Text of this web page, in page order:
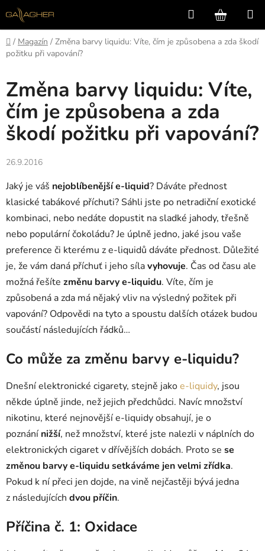
Přejít
na
obsah
Hledat
KOŠÍK
Domů
/ Magazín / Změna barvy liquidu: Víte, čím je způsobena a zda škodí
požitku při vapování?
Změna barvy liquidu: Víte,
čím je způsobena a zda
škodí požitku při vapování?
26.9.2016
Jaký je váš nejoblíbenější e-liquid? Dáváte přednost
klasické tabákové příchuti? Sáhli jste po netradiční exotické
kombinaci, nebo nedáte dopustit na sladké jahody, třešně
nebo populární čokoládu? Je úplně jedno, jaké jsou vaše
preference či kterému z e-liquidů dáváte přednost. Důležité
je, že vám daná příchuť i jeho sílavyhovuje. Čas od času ale
možná řešíte změnu barvy e-liquidu. Víte, čím je
způsobená a zda má nějaký vliv na výsledný požitek při
vapování? Odpovědi na tyto a spoustu dalších otázek budou
součástí následujících řádků…
Co může za změnu barvy e-liquidu?
Dnešní elektronické cigarety, stejně jakoe-liquidy, jsou
někde úplně jinde, než jejich předchůdci. Navíc množství
nikotinu, které nejnovější e-liquidy obsahují, je o
poznání nižší, než množství, které jste nalezli v náplních do
elektronických cigaret v dřívějších dobách. Proto se se
změnou barvy e-liquidu setkáváme jen velmi zřídka.
Pokud k ní přeci jen dojde, na vině nejčastěji bývá jedna
z následujících dvou příčin.
Příčina č. 1: Oxidace